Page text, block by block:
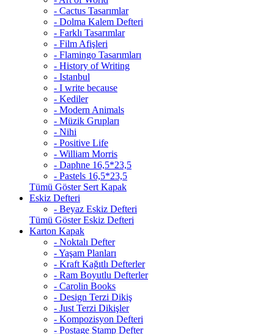
- Cactus Tasarımlar
- Dolma Kalem Defteri
- Farklı Tasarımlar
- Film Afişleri
- Flamingo Tasarımları
- History of Writing
- Istanbul
- I write because
- Kediler
- Modern Animals
- Müzik Grupları
- Nihi
- Positive Life
- William Morris
- Daphne 16,5*23,5
- Pastels 16,5*23,5
Tümü Göster Sert Kapak
Eskiz Defteri
- Beyaz Eskiz Defteri
Tümü Göster Eskiz Defteri
Karton Kapak
- Noktalı Defter
- Yaşam Planları
- Kraft Kağıtlı Defterler
- Ram Boyutlu Defterler
- Carolin Books
- Design Terzi Dikiş
- Just Terzi Dikişler
- Kompozisyon Defteri
- Postage Stamp Defter